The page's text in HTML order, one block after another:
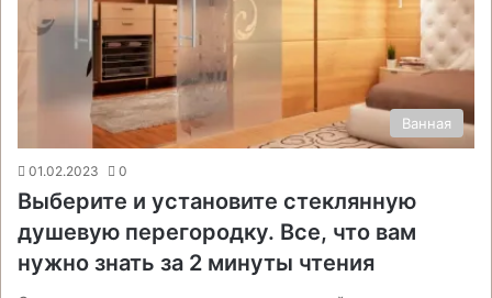
Ванная
01.02.2023 0
Выберите и установите стеклянную
душевую перегородку. Все, что вам
нужно знать за 2 минуты чтения